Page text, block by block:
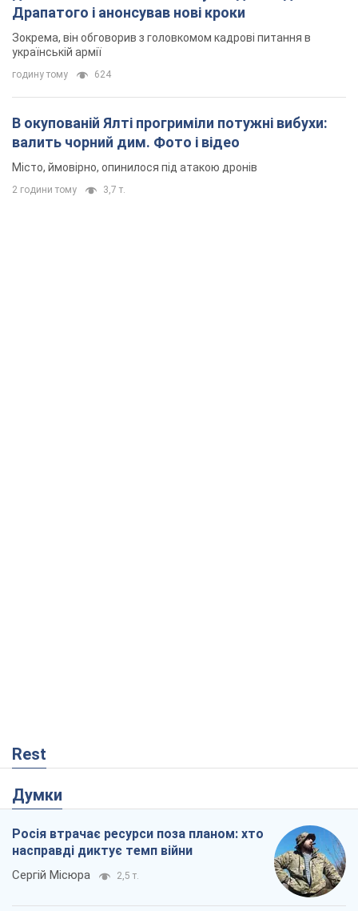
Драпатого і анонсував нові кроки
Зокрема, він обговорив з головкомом кадрові питання в
українській армії
годину тому 624
В окупованій Ялті прогриміли потужні вибухи:
валить чорний дим. Фото і відео
Місто, ймовірно, опинилося під атакою дронів
2 години тому 3,7 т.
Rest
Думки
Росія втрачає ресурси поза планом: хто
насправді диктує темп війни
Сергій Місюра 2,5 т.